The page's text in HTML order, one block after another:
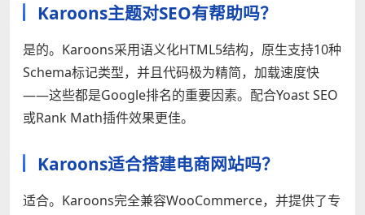
Karoons主题对SEO有帮助吗？
是的。Karoons采用语义化HTML5结构，原生支持10种
Schema标记类型，并且代码极为精简，加载速度快
——这些都是Google排名的重要因素。配合Yoast SEO
或Rank Math插件效果更佳。
Karoons适合搭建电商网站吗？
适合。Karoons完全兼容WooCommerce，并提供了专